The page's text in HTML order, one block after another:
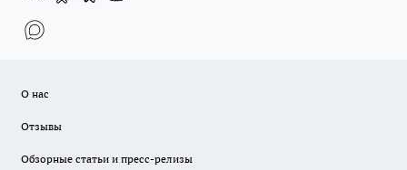
О нас
Отзывы
Обзорные статьи и пресс-релизы